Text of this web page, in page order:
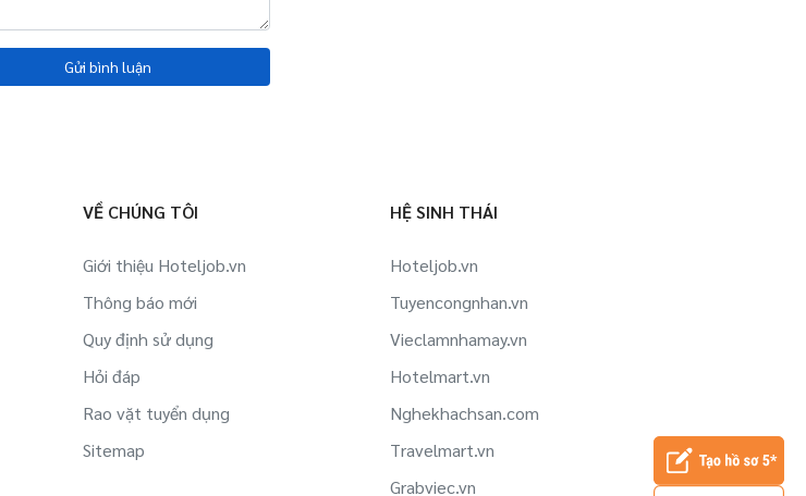
Gửi bình luận
VỀ CHÚNG TÔI
Giới thiệu Hoteljob.vn
Thông báo mới
Quy định sử dụng
Hỏi đáp
Rao vặt tuyển dụng
Sitemap
HỆ SINH THÁI
Hoteljob.vn
Tuyencongnhan.vn
Vieclamnhamay.vn
Hotelmart.vn
Nghekhachsan.com
Travelmart.vn
Grabviec.vn